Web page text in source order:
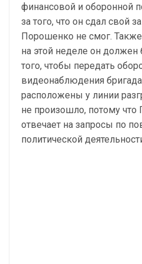
финансовой и оборонной
за того, что он сдал свой
Порошенко не смог.
на этой неделе он должен
того, чтобы передать
видеонаблюдения
расположены у линии
не произошло, потому что
отвечает на запросы по
политической